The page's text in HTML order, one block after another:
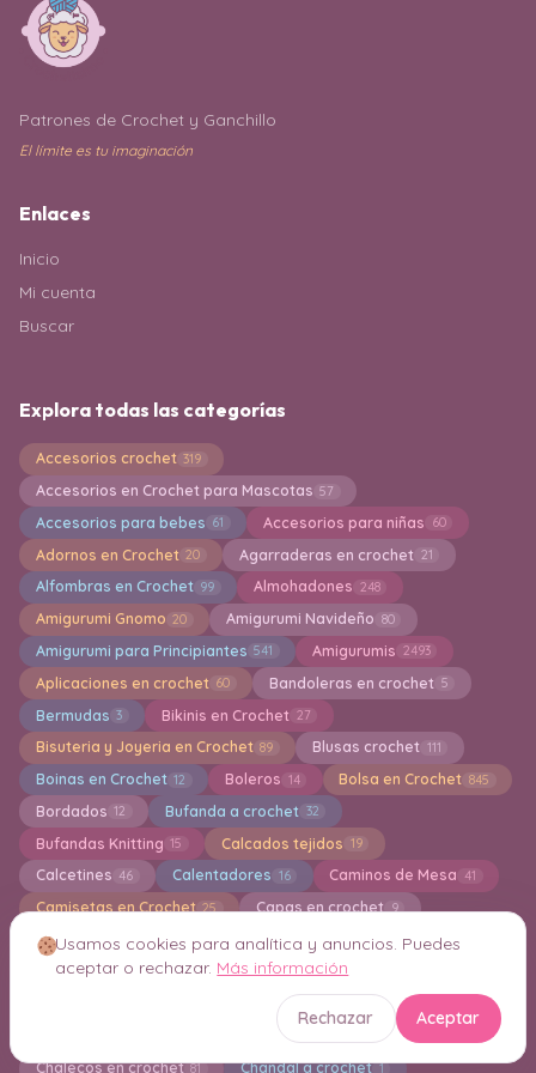
Patrones de Crochet y Ganchillo
El límite es tu imaginación
Enlaces
Inicio
Mi cuenta
Buscar
Explora todas las categorías
Accesorios crochet 319
Accesorios en Crochet para Mascotas 57
Accesorios para bebes 61 Accesorios para niñas 60
Adornos en Crochet 20 Agarraderas en crochet 21
Alfombras en Crochet 99 Almohadones 248
Amigurumi Gnomo 20 Amigurumi Navideño 80
Amigurumi para Principiantes 541 Amigurumis 2493
Aplicaciones en crochet 60 Bandoleras en crochet 5
Bermudas 3 Bikinis en Crochet 27
Bisuteria y Joyeria en Crochet 89 Blusas crochet 111
Boinas en Crochet 12 Boleros 14 Bolsa en Crochet 845
Bordados 12 Bufanda a crochet 32
Bufandas Knitting 15 Calcados tejidos 19
Calcetines 46 Calentadores 16 Caminos de Mesa 41
Camisetas en Crochet 25 Capas en crochet 9
Capuchas 50 Cardigan a crochet 233
Carpetas en crochet 293 Carteras 41
Centro de Mesa Decorativos a crochet
Chal a Crochet
Chalecos en crochet 81 Chandal a crochet 1
Usamos cookies para analítica y anuncios. Puedes
aceptar o rechazar. Más información
Rechazar Aceptar